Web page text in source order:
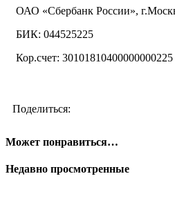
ОАО «Сбербанк России»,
БИК: 044525225
Кор.счет: 30101810400000000225
Поделиться:
Может понравиться…
Недавно просмотренные